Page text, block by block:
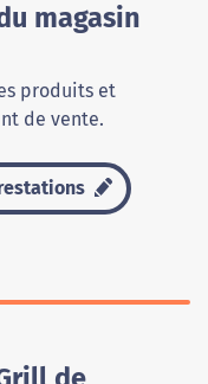
magasin
produits et
de vente.